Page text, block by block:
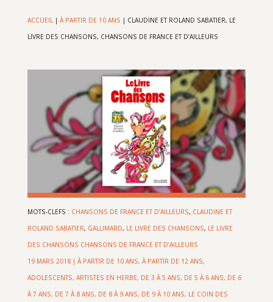
ACCUEIL| À PARTIR DE 10 ANS | CLAUDINE ET ROLAND SABATIER, LE
LIVRE DES CHANSONS, CHANSONS DE FRANCE ET D’AILLEURS
MOTS-CLEFS : CHANSONS DE FRANCE ET D’AILLEURS, CLAUDINE ET
ROLAND SABATIER, GALLIMARD, LE LIVRE DES CHANSONS, LE LIVRE
DES CHANSONS CHANSONS DE FRANCE ET D’AILLEURS
19 MARS 2018| À PARTIR DE 10 ANS, À PARTIR DE 12 ANS,
ADOLESCENTS, ARTISTES EN HERBE, DE 3 À 5 ANS, DE 5 À 6 ANS, DE 6
À 7 ANS, DE 7 À 8 ANS, DE 8 À 9 ANS, DE 9 À 10 ANS, LE COIN DES